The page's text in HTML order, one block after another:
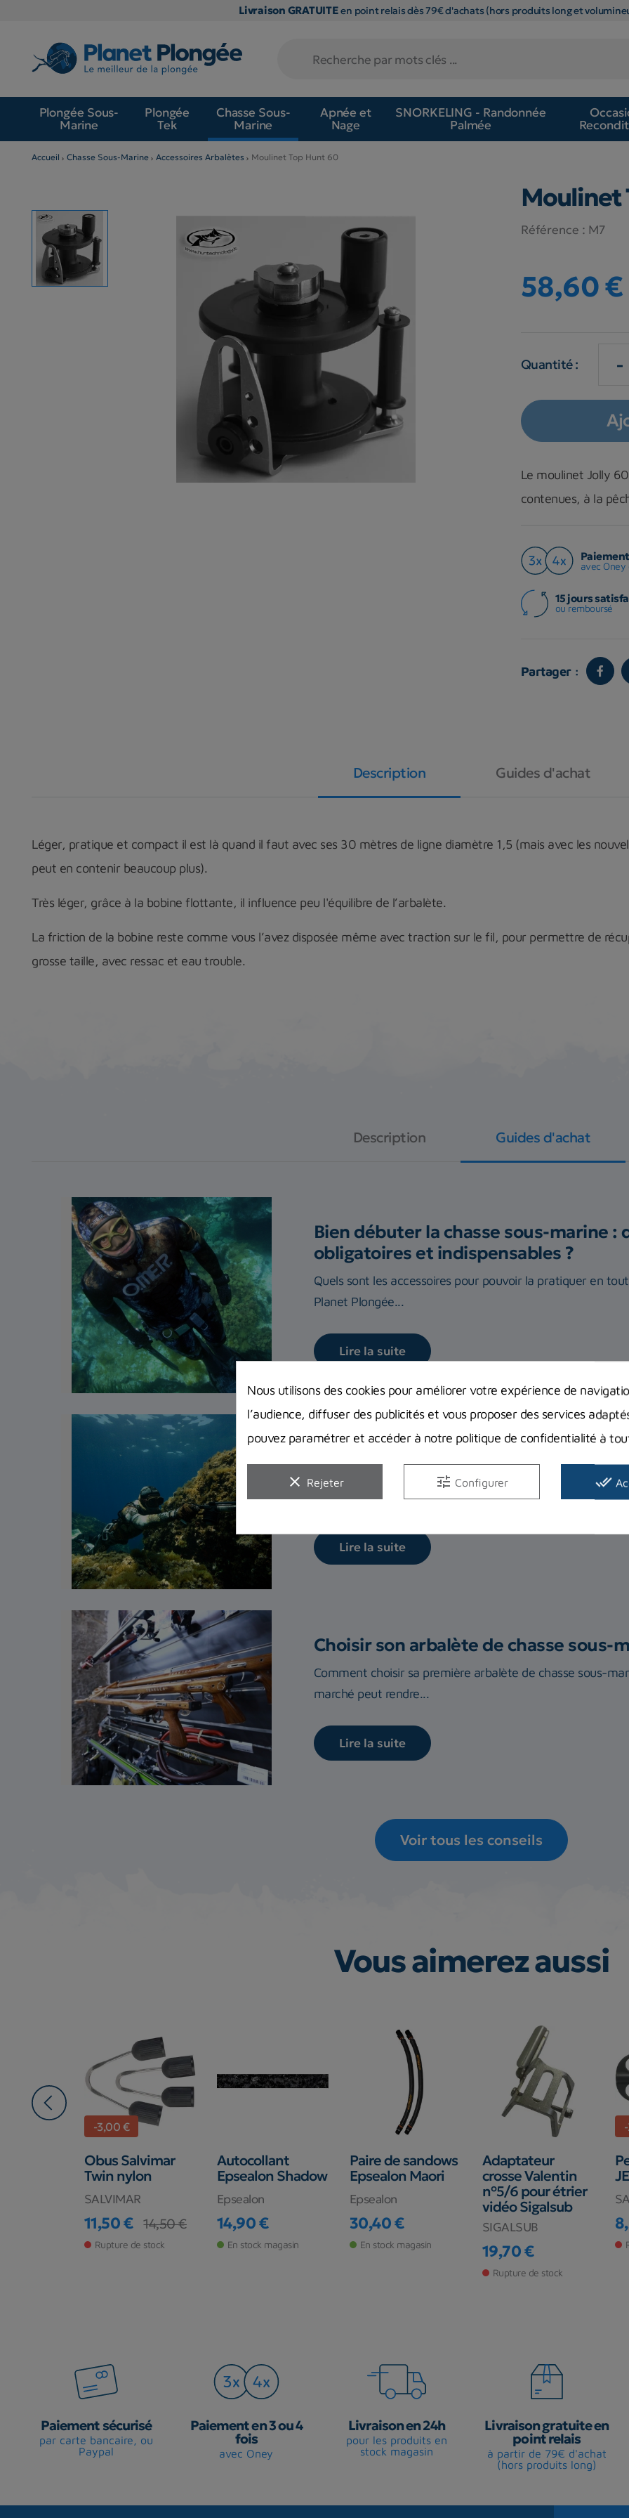
Livraison GRATUITEen point relais dès 79€ d'achats (hors produits long et
Plongée Sous-
Marine
Plongée
Tek
Chasse Sous-
Marine
Apnée et
Nage
SNORKELING - Randonnée
Palmée
Accueil Chasse Sous-Marine Accessoires Arbalètes Moulinet Top Hunt 60
Moulinet
Référence : M7
58,60 €
Quantité : -
Le moulinet Jolly 60
contenues, à la
avec Oney
15 jours
ou remboursé
Partager :
Description Guides d'achat
Léger, pratique et compact il est là quand il faut avec ses 30 mètres de ligne diamètre 1,5 (mais avec les
peut en contenir beaucoup plus).
Très léger, grâce à la bobine flottante, il influence peu l'équilibre de l’arbalète.
La friction de la bobine reste comme vous l’avez disposée même avec traction sur le fil, pour permettre de
grosse taille, avec ressac et eau trouble.
Description Guides d'achat
Bien débuter la chasse sous-marine :
obligatoires et indispensables ?
Quels sont les accessoires pour pouvoir la pratiquer en
Planet Plongée...
Lire la suite
Monter soi-même un fusil de chasse
Vous souhaitez apprendre à monter vous-même votre
explique précisément...
Lire la suite
Choisir son arbalète de chasse sous-
Comment choisir sa première arbalète de chasse sous-
marché peut rendre...
Lire la suite
Voir tous les conseils
Vous aimerez aussi
-3,00 €
Obus Salvimar
Twin nylon
SALVIMAR
Prix
11,50 €
Prix de base
14,50 €
Rupture de stock
Autocollant
Epsealon Shadow
Epsealon
Prix
14,90 €
En stock magasin
Paire de sandows
Epsealon Maori
Epsealon
Prix
30,40 €
En stock magasin
Adaptateur
crosse Valentin
n°5/6 pour étrier
vidéo Sigalsub
SIGALSUB
Prix
19,70 €
Rupture de stock
Paiement sécurisé
par carte bancaire, ou
Paypal
Paiement en 3 ou 4
fois
avec Oney
Livraison en 24h
pour les produits en
stock magasin
Livraison gratuite en
point relais
à partir de 79€ d'achat
(hors produits long)
Nous utilisons des cookies pour améliorer votre expérience de
l’audience, diffuser des publicités et vous proposer des services
pouvez paramétrer et accéder à notre politique de confidentialité à
clear Rejeter tune Configurer done_all